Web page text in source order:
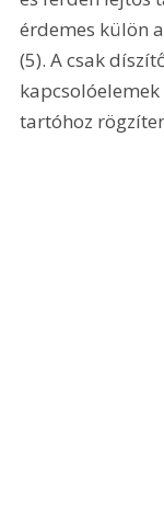
érdemes külön
(5). A csak
kapcsolóelemek
tartóhoz